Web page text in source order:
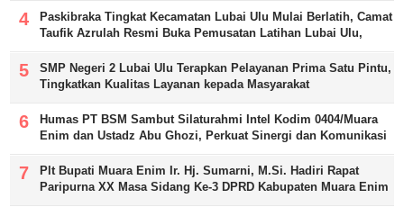
Paskibraka Tingkat Kecamatan Lubai Ulu Mulai Berlatih, Camat
Taufik Azrulah Resmi Buka Pemusatan Latihan Lubai Ulu,
SMP Negeri 2 Lubai Ulu Terapkan Pelayanan Prima Satu Pintu,
Tingkatkan Kualitas Layanan kepada Masyarakat
Humas PT BSM Sambut Silaturahmi Intel Kodim 0404/Muara
Enim dan Ustadz Abu Ghozi, Perkuat Sinergi dan Komunikasi
Plt Bupati Muara Enim Ir. Hj. Sumarni, M.Si. Hadiri Rapat
Paripurna XX Masa Sidang Ke-3 DPRD Kabupaten Muara Enim